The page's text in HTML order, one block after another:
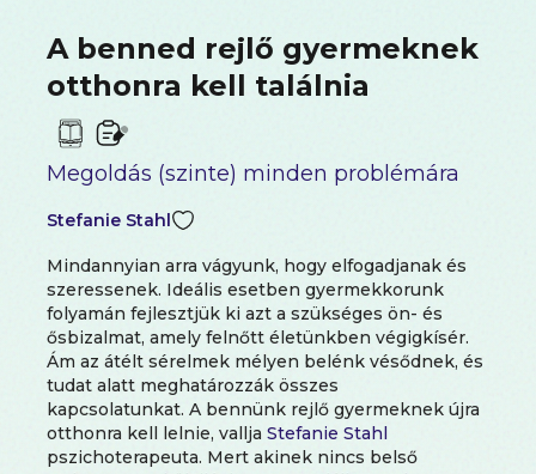
A benned rejlő gyermeknek
otthonra kell találnia
Megoldás (szinte) minden problémára
Stefanie Stahl
Mindannyian arra vágyunk, hogy elfogadjanak és
szeressenek. Ideális esetben gyermekkorunk
folyamán fejlesztjük ki azt a szükséges ön- és
ősbizalmat, amely felnőtt életünkben végigkísér.
Ám az átélt sérelmek mélyen belénk vésődnek, és
tudat alatt meghatározzák összes
kapcsolatunkat. A bennünk rejlő gyermeknek újra
otthonra kell lelnie, vallja Stefanie Stahl
pszichoterapeuta. Mert akinek nincs belső